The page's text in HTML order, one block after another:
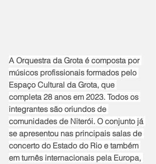
A Orquestra da Grota é composta por
músicos profissionais formados pelo
Espaço Cultural da Grota, que
completa 28 anos em 2023. Todos os
integrantes são oriundos de
comunidades de Niterói. O conjunto já
se apresentou nas principais salas de
concerto do Estado do Rio e também
em turnês internacionais pela Europa,